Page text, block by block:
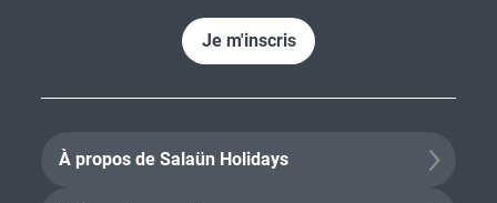
Je m'inscris
À propos de Salaün Holidays